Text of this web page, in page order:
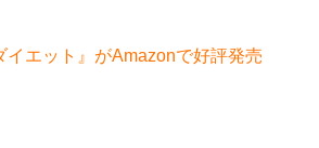
エット』がAmazonで好評発売